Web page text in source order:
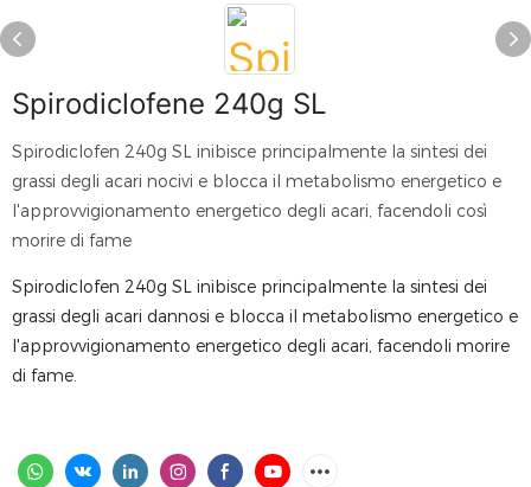
Spirodiclofene 240g SL
Spirodiclofen 240g SL inibisce principalmente la sintesi dei
grassi degli acari nocivi e blocca il metabolismo energetico e
l'approvvigionamento energetico degli acari, facendoli così
morire di fame
Spirodiclofen 240g SL inibisce principalmente la sintesi dei
grassi degli acari dannosi e blocca il metabolismo energetico e
l'approvvigionamento energetico degli acari, facendoli morire
di fame.